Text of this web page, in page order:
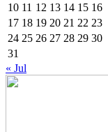
10 11 12 13 14 15 16
17 18 19 20 21 22 23
24 25 26 27 28 29 30
31
« Jul